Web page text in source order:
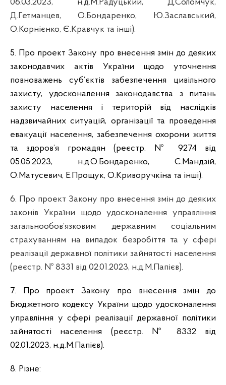
06.03.2023, н.д.М.Радуцький, Д.Соломчук,
Д.Гетманцев, О.Бондаренко, Ю.Заславський,
О.Корнієнко, Є.Кравчук та інші).
5. Про проект Закону про внесення змін до деяких
законодавчих актів України щодо уточнення
повноважень суб’єктів забезпечення цивільного
захисту, удосконалення законодавства з питань
захисту населення і територій від наслідків
надзвичайних ситуацій, організації та проведення
евакуації населення, забезпечення охорони життя
та здоров’я громадян (реєстр. № 9274 від
05.05.2023, н.д.О.Бондаренко, С.Мандзій,
О.Матусевич, Е.Прощук, О.Криворучкіна та інші).
6. Про проект Закону про внесення змін до деяких
законів України щодо удосконалення управління
загальнообов’язковим державним соціальним
страхуванням на випадок безробіття та у сфері
реалізації державної політики зайнятості населення
(реєстр. № 8331 від 02.01.2023, н.д.М.Папієв).
7. Про проект Закону про внесення змін до
Бюджетного кодексу України щодо удосконалення
управління у сфері реалізації державної політики
зайнятості населення (реєстр. № 8332 від
02.01.2023, н.д.М.Папієв).
8. Різне: